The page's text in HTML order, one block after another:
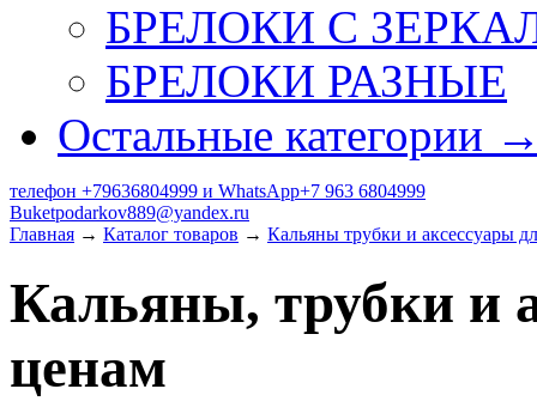
БРЕЛОКИ С
БРЕЛОКИ РАЗНЫЕ
Остальные категории
телефон +79636804999 и WhatsApp+7 963 6804999
Buketpodarkov889@yandex.ru
Главная → Каталог товаров → Кальяны трубки и аксессуары
Кальяны, трубки и
ценам